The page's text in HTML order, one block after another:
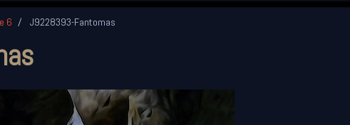
6 J9228393-Fantomas